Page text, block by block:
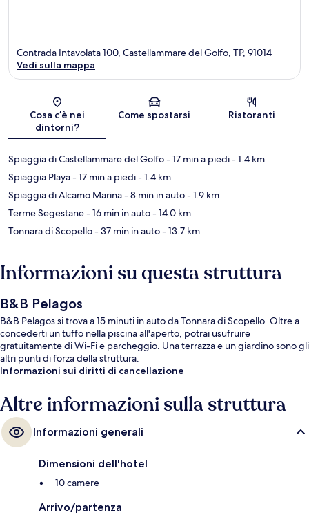
Mappa
Contrada Intavolata 100, Castellammare del Golfo, TP, 91014
Vedi sulla mappa
Cosa c’è nei
dintorni?
Come spostarsi Ristoranti
Spiaggia di Castellammare del Golfo- 17 min a piedi- 1.4 km
Spiaggia Playa- 17 min a piedi- 1.4 km
Spiaggia di Alcamo Marina- 8 min in auto- 1.9 km
Terme Segestane- 16 min in auto- 14.0 km
Tonnara di Scopello- 37 min in auto- 13.7 km
Informazioni su questa struttura
B&B Pelagos
B&B Pelagos si trova a 15 minuti in auto da Tonnara di Scopello. Oltre a
concederti un tuffo nella piscina all'aperto, potrai usufruire
gratuitamente di Wi-Fi e parcheggio. Una terrazza e un giardino sono gli
altri punti di forza della struttura.
Informazioni sui diritti di cancellazione
Altre informazioni sulla struttura
Informazioni generali
Dimensioni dell'hotel
10 camere
Arrivo/partenza